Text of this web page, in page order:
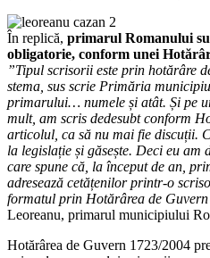
În replică, primarul Romanului
obligatorie, conform unei
”Tipul scrisorii este prin hotărâre
stema, sus scrie Primăria
primarului… numele și atât. Și pe
mult, am scris dedesubt conform
articolul, ca să nu mai fie discuții.
la legislație și găsește. Deci eu
care spune că, la început de an,
adresează cetățenilor printr-o
formatul prin Hotărârea de
Leoreanu, primarul municipiului
Hotărârea de Guvern 1723/2004